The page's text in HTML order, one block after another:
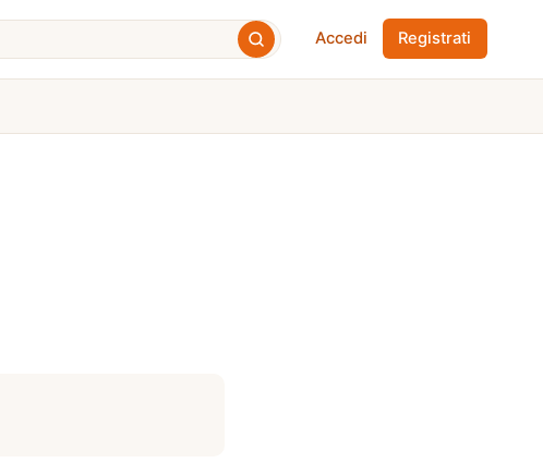
Accedi Registrati